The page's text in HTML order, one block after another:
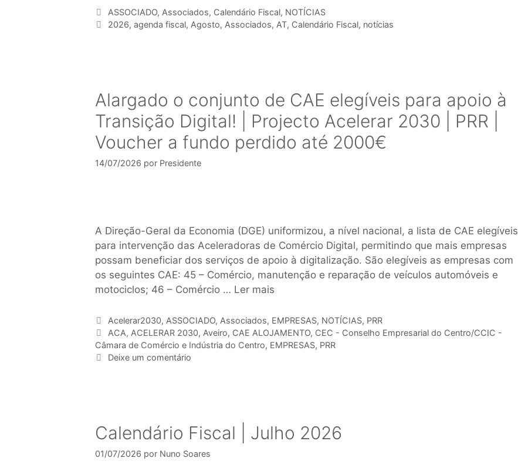
ASSOCIADO, Associados, Calendário Fiscal, NOTÍCIAS
2026, agenda fiscal, Agosto, Associados, AT, Calendário Fiscal, notícias
Alargado o conjunto de CAE elegíveis para apoio à
Transição Digital! | Projecto Acelerar 2030 | PRR |
Voucher a fundo perdido até 2000€
14/07/2026 por Presidente
A Direção-Geral da Economia (DGE) uniformizou, a nível nacional, a lista de CAE elegíveis
para intervenção das Aceleradoras de Comércio Digital, permitindo que mais empresas
possam beneficiar dos serviços de apoio à digitalização. São elegíveis as empresas com
os seguintes CAE: 45 – Comércio, manutenção e reparação de veículos automóveis e
motociclos; 46 – Comércio … Ler mais
Acelerar2030, ASSOCIADO, Associados, EMPRESAS, NOTÍCIAS, PRR
ACA, ACELERAR 2030, Aveiro, CAE ALOJAMENTO, CEC - Conselho Empresarial do Centro/CCIC -
Câmara de Comércio e Indústria do Centro, EMPRESAS, PRR
Deixe um comentário
Calendário Fiscal | Julho 2026
01/07/2026 por Nuno Soares